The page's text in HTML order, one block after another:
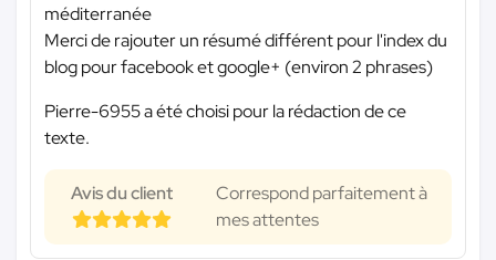
méditerranée
Merci de rajouter un résumé différent pour l'index du
blog pour facebook et google+ (environ 2 phrases)
Pierre-6955 a été choisi pour la rédaction de ce
texte.
Avis du client
Correspond parfaitement à
mes attentes